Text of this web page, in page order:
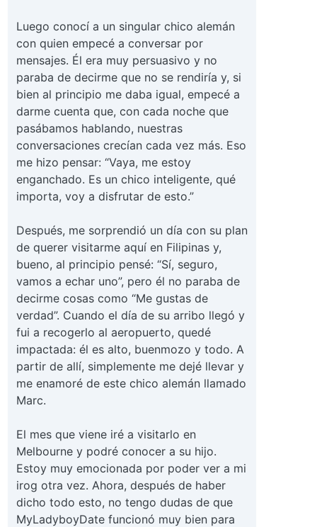
Luego conocí a un singular chico alemán
con quien empecé a conversar por
mensajes. Él era muy persuasivo y no
paraba de decirme que no se rendiría y, si
bien al principio me daba igual, empecé a
darme cuenta que, con cada noche que
pasábamos hablando, nuestras
conversaciones crecían cada vez más. Eso
me hizo pensar: “Vaya, me estoy
enganchado. Es un chico inteligente, qué
importa, voy a disfrutar de esto.”
Después, me sorprendió un día con su plan
de querer visitarme aquí en Filipinas y,
bueno, al principio pensé: “Sí, seguro,
vamos a echar uno”, pero él no paraba de
decirme cosas como “Me gustas de
verdad”. Cuando el día de su arribo llegó y
fui a recogerlo al aeropuerto, quedé
impactada: él es alto, buenmozo y todo. A
partir de allí, simplemente me dejé llevar y
me enamoré de este chico alemán llamado
Marc.
El mes que viene iré a visitarlo en
Melbourne y podré conocer a su hijo.
Estoy muy emocionada por poder ver a mi
irog otra vez. Ahora, después de haber
dicho todo esto, no tengo dudas de que
MyLadyboyDate funcionó muy bien para